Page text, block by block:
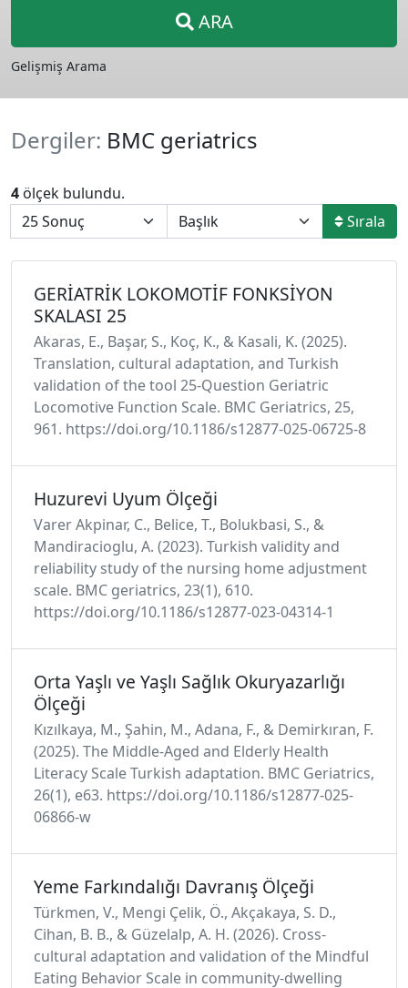
ARA
Gelişmiş Arama
Dergiler: BMC geriatrics
4 ölçek bulundu.
Sırala
GERİATRİK LOKOMOTİF FONKSİYON
SKALASI 25
Akaras, E., Başar, S., Koç, K., & Kasali, K. (2025).
Translation, cultural adaptation, and Turkish
validation of the tool 25-Question Geriatric
Locomotive Function Scale. BMC Geriatrics, 25,
961. https://doi.org/10.1186/s12877-025-06725-8
Huzurevi Uyum Ölçeği
Varer Akpinar, C., Belice, T., Bolukbasi, S., &
Mandiracioglu, A. (2023). Turkish validity and
reliability study of the nursing home adjustment
scale. BMC geriatrics, 23(1), 610.
https://doi.org/10.1186/s12877-023-04314-1
Orta Yaşlı ve Yaşlı Sağlık Okuryazarlığı
Ölçeği
Kızılkaya, M., Şahin, M., Adana, F., & Demirkıran, F.
(2025). The Middle-Aged and Elderly Health
Literacy Scale Turkish adaptation. BMC Geriatrics,
26(1), e63. https://doi.org/10.1186/s12877-025-
06866-w
Yeme Farkındalığı Davranış Ölçeği
Türkmen, V., Mengi Çelik, Ö., Akçakaya, S. D.,
Cihan, B. B., & Güzelalp, A. H. (2026). Cross-
cultural adaptation and validation of the Mindful
Eating Behavior Scale in community-dwelling